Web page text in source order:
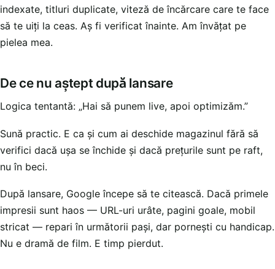
indexate, titluri duplicate, viteză de încărcare care te face
să te uiți la ceas. Aș fi verificat înainte. Am învățat pe
pielea mea.
De ce nu aștept după lansare
Logica tentantă: „Hai să punem live, apoi optimizăm.”
Sună practic. E ca și cum ai deschide magazinul fără să
verifici dacă ușa se închide și dacă prețurile sunt pe raft,
nu în beci.
După lansare, Google începe să te citească. Dacă primele
impresii sunt haos — URL-uri urâte, pagini goale, mobil
stricat — repari în următorii pași, dar pornești cu handicap.
Nu e dramă de film. E timp pierdut.